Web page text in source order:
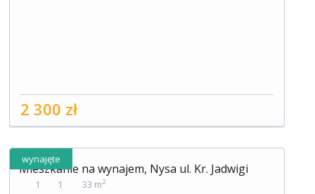
2 300 zł
wynajęte
Mieszkanie na wynajem, Nysa ul. Kr. Jadwigi
1 1 33 m2